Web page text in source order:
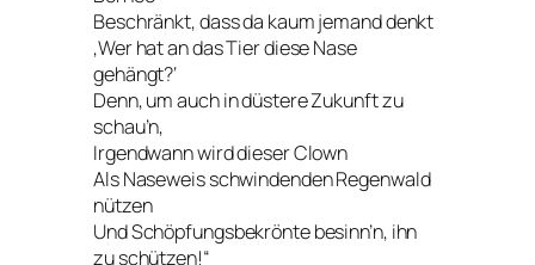
Beschränkt, dass da kaum jemand denkt
‚Wer hat an das Tier diese Nase
gehängt?‘
Denn, um auch in düstere Zukunft zu
schau’n,
Irgendwann wird dieser Clown
Als Naseweis schwindenden Regenwald
nützen
Und Schöpfungsbekrönte besinn’n, ihn
zu schützen!“